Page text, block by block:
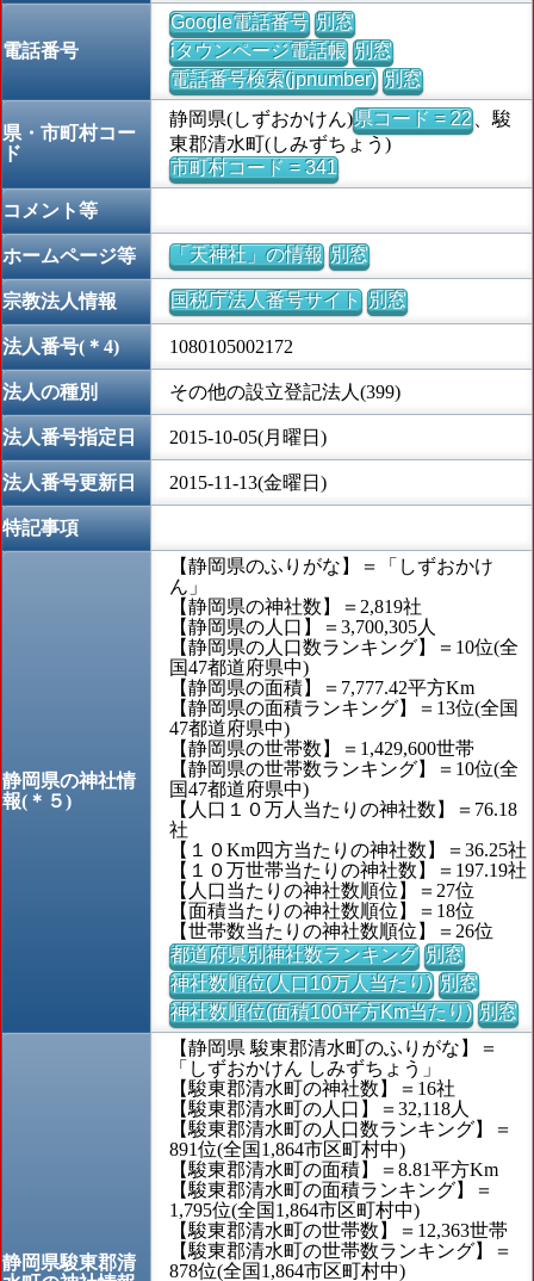
電話番号
Google電話番号 別窓
iタウンページ電話帳 別窓
電話番号検索(jpnumber) 別窓
県・市町村コー
ド
静岡県(しずおかけん)県コード = 22、駿
東郡清水町(しみずちょう)
市町村コード = 341
コメント等
ホームページ等 「天神社」の情報 別窓
宗教法人情報 国税庁法人番号サイト 別窓
法人番号(＊4) 1080105002172
法人の種別 その他の設立登記法人(399)
法人番号指定日 2015-10-05(月曜日)
法人番号更新日 2015-11-13(金曜日)
特記事項
静岡県の神社情
報(＊５)
【静岡県のふりがな】＝「しずおかけ
ん」
【静岡県の神社数】＝2,819社
【静岡県の人口】＝3,700,305人
【静岡県の人口数ランキング】＝10位(全
国47都道府県中)
【静岡県の面積】＝7,777.42平方Km
【静岡県の面積ランキング】＝13位(全国
47都道府県中)
【静岡県の世帯数】＝1,429,600世帯
【静岡県の世帯数ランキング】＝10位(全
国47都道府県中)
【人口１０万人当たりの神社数】＝76.18
社
【１０Km四方当たりの神社数】＝36.25社
【１０万世帯当たりの神社数】＝197.19社
【人口当たりの神社数順位】＝27位
【面積当たりの神社数順位】＝18位
【世帯数当たりの神社数順位】＝26位
都道府県別神社数ランキング 別窓
神社数順位(人口10万人当たり) 別窓
神社数順位(面積100平方Km当たり) 別窓
静岡県駿東郡清
【静岡県 駿東郡清水町のふりがな】＝
「しずおかけん しみずちょう」
【駿東郡清水町の神社数】＝16社
【駿東郡清水町の人口】＝32,118人
【駿東郡清水町の人口数ランキング】＝
891位(全国1,864市区町村中)
【駿東郡清水町の面積】＝8.81平方Km
【駿東郡清水町の面積ランキング】＝
1,795位(全国1,864市区町村中)
【駿東郡清水町の世帯数】＝12,363世帯
【駿東郡清水町の世帯数ランキング】＝
878位(全国1,864市区町村中)